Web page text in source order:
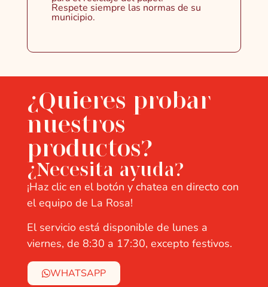
Respete siempre las normas de su
municipio.
¿Quieres probar
nuestros
productos?
¿Necesita ayuda?
¡Haz clic en el botón y chatea en directo con
el equipo de La Rosa!
El servicio está disponible de lunes a
viernes, de 8:30 a 17:30, excepto festivos.
WHATSAPP